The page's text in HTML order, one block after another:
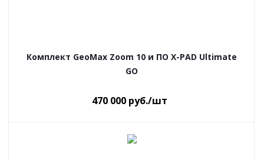
Комплект GeoMax Zoom 10 и ПО X-PAD Ultimate
GO
470 000 руб./шт